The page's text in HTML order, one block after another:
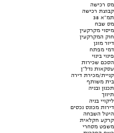
מס רכישה
קבוצת רכישה
תמ"א 38
מס שבח
מיסוי מקרקעין
חוק המקרקעין
דיור מוגן
דמי מפתח
פינוי בינוי
הסכם שכירות
עסקאות נדל"ן
קניית/מכירת דירה
בית משותף
תכנון ובניה
תיווך
ליקויי בניה
דירות מכונס נכסים
היטל השבחה
קרקע חקלאית
משפט מסחרי